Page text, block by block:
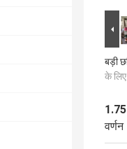
बड़ी
के
1.75
वर्णन